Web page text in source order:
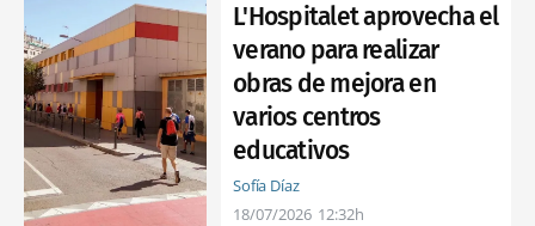
L'Hospitalet aprovecha el
verano para realizar
obras de mejora en
varios centros
educativos
Sofía Díaz
18/07/2026 12:32h